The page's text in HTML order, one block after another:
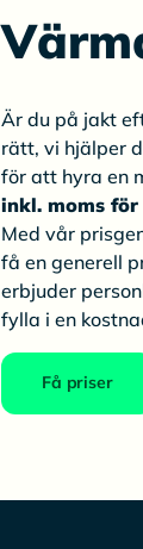
Är du på jakt
rätt, vi hjälper
för att hyra en
inkl. moms
Med vår
få en generell
erbjuder
fylla i en
Få priser